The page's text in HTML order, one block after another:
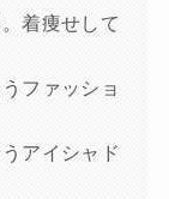
着痩せして
ファッショ
アイシャド